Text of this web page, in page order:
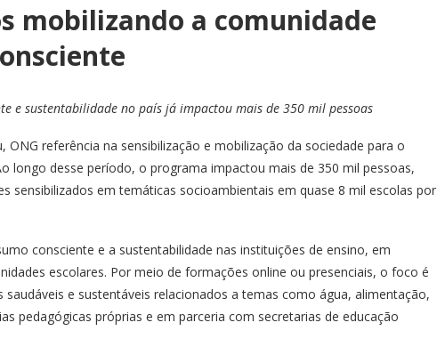
mobilizando a comunidade
e sustentabilidade no país já impactou mais de 350 mil pessoas
referência na sensibilização e mobilização da sociedade para o
longo desse período, o programa impactou mais de 350 mil pessoas,
sensibilizados em temáticas socioambientais em quase 8 mil escolas por
consciente e a sustentabilidade nas instituições de ensino, em
escolares. Por meio de formações online ou presenciais, o foco é
e sustentáveis relacionados a temas como água, alimentação,
pedagógicas próprias e em parceria com secretarias de educação